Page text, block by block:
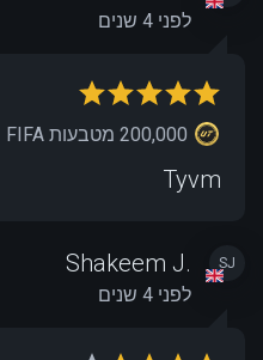
לפני 4 שנים
Tyvm
SJ
Shakeem J.
לפני 4 שנים